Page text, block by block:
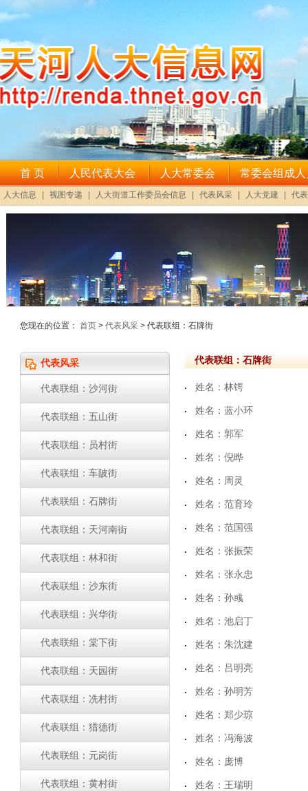
您现在的位置： 首页 > 代表风采 > 代表联组：石牌街
代表风采
代表联组：沙河街
代表联组：五山街
代表联组：员村街
代表联组：车陂街
代表联组：石牌街
代表联组：天河南街
代表联组：林和街
代表联组：沙东街
代表联组：兴华街
代表联组：棠下街
代表联组：天园街
代表联组：冼村街
代表联组：猎德街
代表联组：元岗街
代表联组：黄村街
代表联组：石牌街
姓名：林锷
姓名：蓝小环
姓名：郭军
姓名：倪晔
姓名：周灵
姓名：范育玲
姓名：范国强
姓名：张振荣
姓名：张永忠
姓名：孙彧
姓名：池启丁
姓名：朱沈建
姓名：吕明亮
姓名：孙明芳
姓名：郑少琼
姓名：冯海波
姓名：庞博
姓名：王瑞明